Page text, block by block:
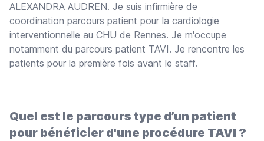
ALEXANDRA AUDREN. Je suis infirmière de
coordination parcours patient pour la cardiologie
interventionnelle au CHU de Rennes. Je m'occupe
notamment du parcours patient TAVI. Je rencontre les
patients pour la première fois avant le staff.
Quel est le parcours type d’un patient
pour bénéficier d'une procédure TAVI ?